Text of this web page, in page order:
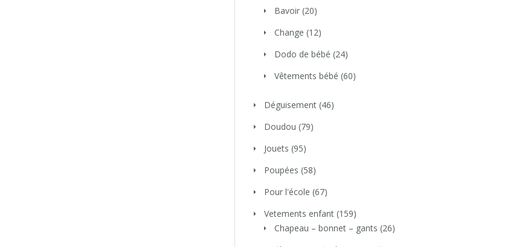
Bavoir (20)
Change (12)
Dodo de bébé (24)
Vêtements bébé (60)
Déguisement (46)
Doudou (79)
Jouets (95)
Poupées (58)
Pour l'école (67)
Vetements enfant (159)
Chapeau – bonnet – gants (26)